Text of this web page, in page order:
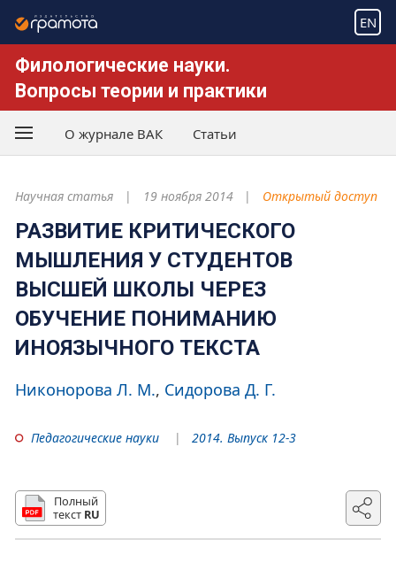
EN
Филологические науки.
Вопросы теории и практики
О журнале ВАК Статьи
Научная статья 19 ноября 2014 Открытый доступ
РАЗВИТИЕ КРИТИЧЕСКОГО
МЫШЛЕНИЯ У СТУДЕНТОВ
ВЫСШЕЙ ШКОЛЫ ЧЕРЕЗ
ОБУЧЕНИЕ ПОНИМАНИЮ
ИНОЯЗЫЧНОГО ТЕКСТА
Никонорова Л. М. Сидорова Д. Г.
Педагогические науки 2014. Выпуск 12-3
Полный
текст RU